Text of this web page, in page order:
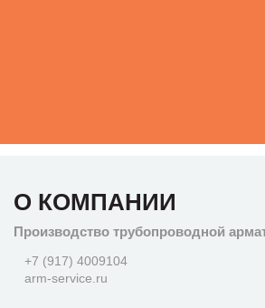
О КОМПАНИИ
Производство трубопроводной
+7 (917) 4009104
arm-service.ru